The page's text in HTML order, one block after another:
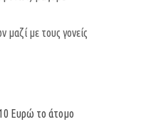
με τους γονείς
Ευρώ το άτομο